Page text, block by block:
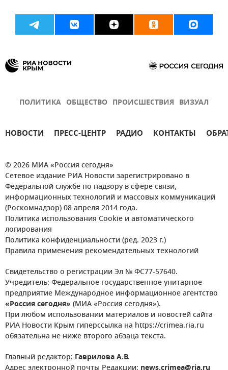
ПОЛИТИКА ОБЩЕСТВО ПРОИСШЕСТВИЯ ВИЗУАЛ
НОВОСТИ ПРЕСС-ЦЕНТР РАДИО КОНТАКТЫ
© 2026 МИА «Россия сегодня»
Сетевое издание РИА Новости зарегистрировано в
Федеральной службе по надзору в сфере связи,
информационных технологий и массовых коммуникаций
(Роскомнадзор) 08 апреля 2014 года.
Политика использования Cookie и автоматического
логирования
Политика конфиденциальности (ред. 2023 г.)
Правила применения рекомендательных технологий
Свидетельство о регистрации Эл № ФС77-57640.
Учредитель: Федеральное государственное унитарное
предприятие Международное информационное агентство
«Россия сегодня» (МИА «Россия сегодня»).
При любом использовании материалов и новостей сайта
РИА Новости Крым гиперссылка на https://crimea.ria.ru
обязательна не ниже второго абзаца текста.
Главный редактор: Гаврилова А.В.